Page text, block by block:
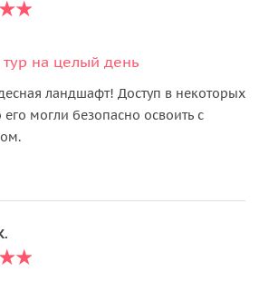
на целый день
ландшафт! Доступ в некоторых
его могли безопасно освоить с